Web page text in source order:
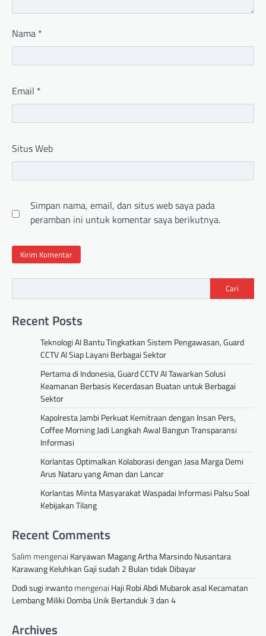
Nama *
Email *
Situs Web
Simpan nama, email, dan situs web saya pada
peramban ini untuk komentar saya berikutnya.
Cari
Recent Posts
Teknologi AI Bantu Tingkatkan Sistem Pengawasan, Guard
CCTV AI Siap Layani Berbagai Sektor
Pertama di Indonesia, Guard CCTV AI Tawarkan Solusi
Keamanan Berbasis Kecerdasan Buatan untuk Berbagai
Sektor
Kapolresta Jambi Perkuat Kemitraan dengan Insan Pers,
Coffee Morning Jadi Langkah Awal Bangun Transparansi
Informasi
Korlantas Optimalkan Kolaborasi dengan Jasa Marga Demi
Arus Nataru yang Aman dan Lancar
Korlantas Minta Masyarakat Waspadai Informasi Palsu Soal
Kebijakan Tilang
Recent Comments
Salim mengenai Karyawan Magang Artha Marsindo Nusantara
Karawang Keluhkan Gaji sudah 2 Bulan tidak Dibayar
Dodi sugi irwantomengenai Haji Robi Abdi Mubarok asal Kecamatan
Lembang Miliki Domba Unik Bertanduk 3 dan 4
Archives